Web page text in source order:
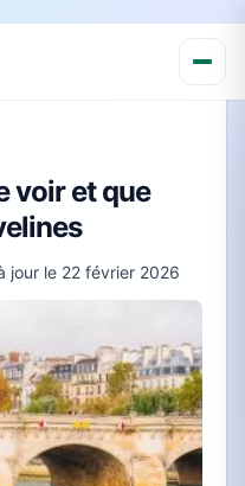
voir et que
jour le 22 février 2026